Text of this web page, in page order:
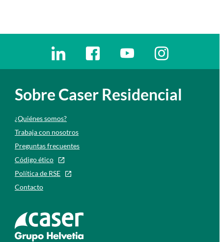
Ir a a la red social. Abre ventana nueva
Ir a a la red social. Abre ventana
Ir a a la red social. Abre
Ir a a la red
Sobre Caser Residencial
¿Quiénes somos?
Trabaja con nosotros
Preguntas frecuentes
Código ético
Política de RSE
Contacto
Ir a la web de caser